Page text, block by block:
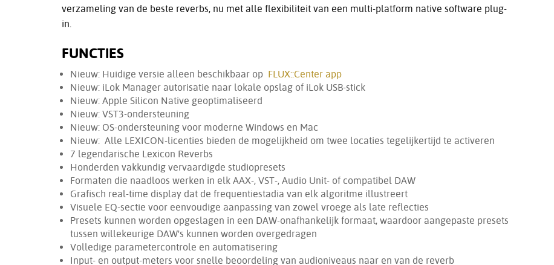
verzameling van de beste reverbs, nu met alle flexibiliteit van een multi-platform native software plug-
in.
FUNCTIES
Nieuw: Huidige versie alleen beschikbaar op FLUX::Center app
Nieuw: iLok Manager autorisatie naar lokale opslag of iLok USB-stick
Nieuw: Apple Silicon Native geoptimaliseerd
Nieuw: VST3-ondersteuning
Nieuw: OS-ondersteuning voor moderne Windows en Mac
Nieuw: Alle LEXICON-licenties bieden de mogelijkheid om twee locaties tegelijkertijd te activeren
7 legendarische Lexicon Reverbs
Honderden vakkundig vervaardigde studiopresets
Formaten die naadloos werken in elk AAX-, VST-, Audio Unit- of compatibel DAW
Grafisch real-time display dat de frequentiestadia van elk algoritme illustreert
Visuele EQ-sectie voor eenvoudige aanpassing van zowel vroege als late reflecties
Presets kunnen worden opgeslagen in een DAW-onafhankelijk formaat, waardoor aangepaste presets
tussen willekeurige DAW's kunnen worden overgedragen
Volledige parametercontrole en automatisering
Input- en output-meters voor snelle beoordeling van audioniveaus naar en van de reverb